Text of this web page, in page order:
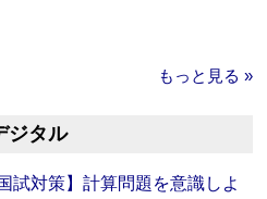
もっと見る »
ジタル
試対策】計算問題を意識しよ